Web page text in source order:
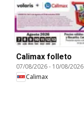
Calimax folleto
07/08/2026- 10/08/2026
Calimax